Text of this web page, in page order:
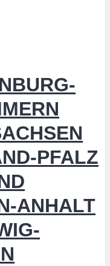
PFALZ
ANHALT